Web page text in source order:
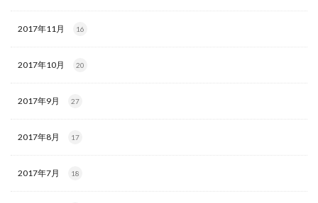
2017年11月 16
2017年10月 20
2017年9月 27
2017年8月 17
2017年7月 18